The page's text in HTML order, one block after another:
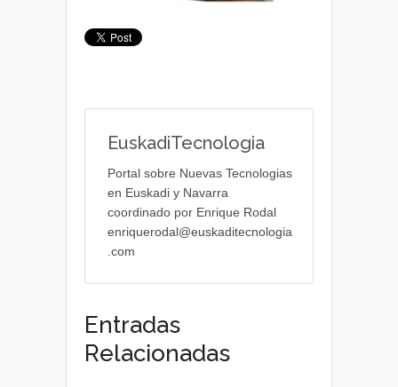
EuskadiTecnologia
Portal sobre Nuevas Tecnologias
en Euskadi y Navarra
coordinado por Enrique Rodal
enriquerodal@euskaditecnologia
.com
Entradas
Relacionadas